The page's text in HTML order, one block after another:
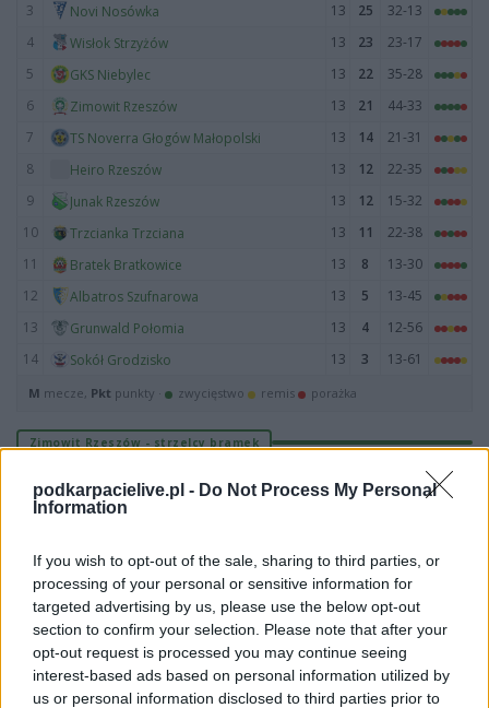
podkarpacielive.pl - Do Not Process My Personal
Information
If you wish to opt-out of the sale, sharing to third parties, or
processing of your personal or sensitive information for
targeted advertising by us, please use the below opt-out
section to confirm your selection. Please note that after your
opt-out request is processed you may continue seeing
interest-based ads based on personal information utilized by
us or personal information disclosed to third parties prior to
3
Novi Nosówka 13 25
32-13
4
Wisłok Strzyżów 13 23
23-17
5
GKS Niebylec 13 22
35-28
6
Zimowit Rzeszów 13 21
44-33
7
TS Noverra Głogów Małopolski 13 14
21-31
8
Heiro Rzeszów 13 12
22-35
9
Junak Rzeszów 13 12
15-32
10
Trzcianka Trzciana 13 11
22-38
11
Bratek Bratkowice 13 8
13-30
12
Albatros Szufnarowa 13 5
13-45
13
Grunwald Połomia 13 4
12-56
14
Sokół Grodzisko 13 3 13-61
M mecze, Pkt punkty · zwycięstwo remis porażka
Zimowit Rzeszów - strzelcy bramek
LP. PIŁKARZ BRAMKI
Zimowit Rzeszów - powiązane newsy
Były trener Resovii
poprowadzi klub z
B-klasy